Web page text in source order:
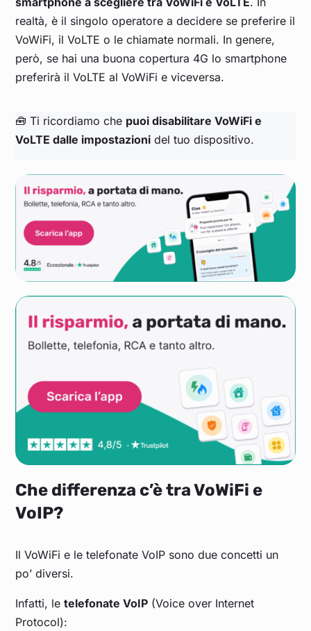
realtà, è il singolo operatore a decidere se preferire il
VoWiFi, il VoLTE o le chiamate normali. In genere,
però, se hai una buona copertura 4G lo smartphone
preferirà il VoLTE al VoWiFi e viceversa.
🧰 Ti ricordiamo che puoi disabilitare VoWiFi e
VoLTE dalle impostazioni del tuo dispositivo.
Che differenza c’è tra VoWiFi e
VoIP?
Il VoWiFi e le telefonate VoIP sono due concetti un
po’ diversi.
Infatti, letelefonate VoIP (Voice over Internet
Protocol):